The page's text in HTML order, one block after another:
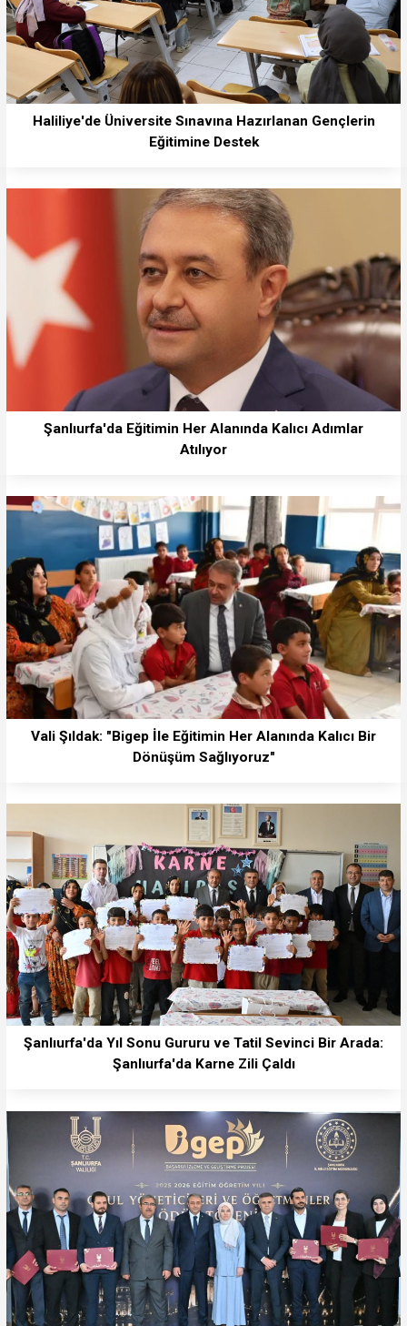
Haliliye'de Üniversite Sınavına Hazırlanan Gençlerin
Eğitimine Destek
Şanlıurfa'da Eğitimin Her Alanında Kalıcı Adımlar
Atılıyor
Vali Şıldak: "Bigep İle Eğitimin Her Alanında Kalıcı Bir
Dönüşüm Sağlıyoruz"
Şanlıurfa'da Yıl Sonu Gururu ve Tatil Sevinci Bir Arada:
Şanlıurfa'da Karne Zili Çaldı